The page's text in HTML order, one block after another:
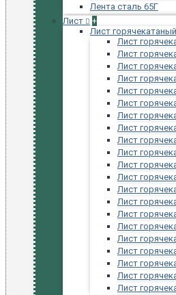
Лента сталь 65Г
Лист
+
Лист горячекатаный
Лист
Лист
Лист
Лист
Лист
Лист
Лист
Лист
Лист
Лист
Лист
Лист
Лист
Лист
Лист
Лист
Лист
Лист
Лист
Лист
Лист